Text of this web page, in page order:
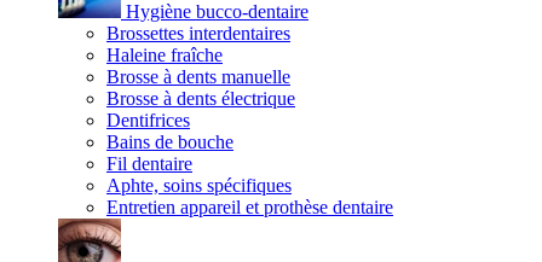
Hygiène bucco-dentaire
Brossettes interdentaires
Haleine fraîche
Brosse à dents manuelle
Brosse à dents électrique
Dentifrices
Bains de bouche
Fil dentaire
Aphte, soins spécifiques
Entretien appareil et prothèse dentaire